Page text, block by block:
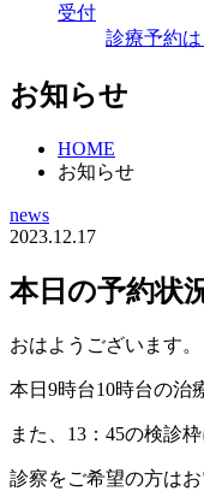
受付
診療予約
お知らせ
HOME
お知らせ
news
2023.12.17
本日の予約状
おはようございます。
本日9時台10時台の治
また、13：45の検診
診察をご希望の方は